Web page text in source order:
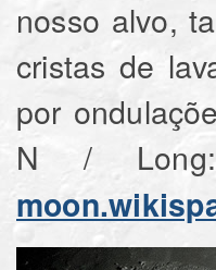
nosso alvo,
cristas de
por
N /